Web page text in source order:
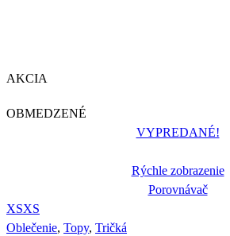
AKCIA
OBMEDZENÉ
VYPREDANÉ!
Rýchle zobrazenie
Porovnávač
XSXS
Oblečenie, Topy, Tričká